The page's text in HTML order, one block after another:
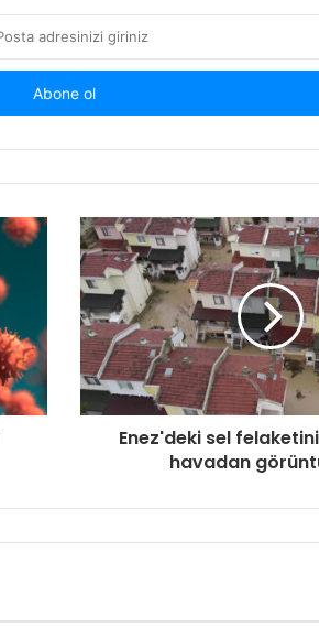
Enez'deki sel
havadan